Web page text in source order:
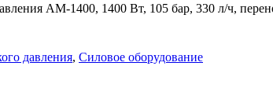
АМ-1400, 1400 Вт, 105 бар, 330 л/ч,
давления, Силовое оборудование